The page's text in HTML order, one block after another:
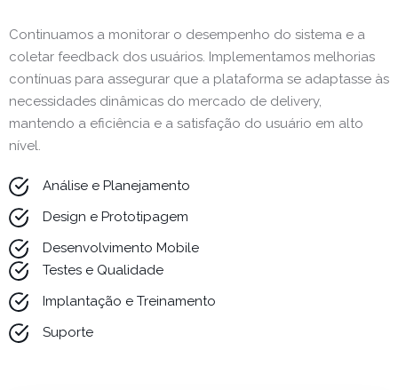
Continuamos a monitorar o desempenho do sistema e a
coletar feedback dos usuários. Implementamos melhorias
contínuas para assegurar que a plataforma se adaptasse às
necessidades dinâmicas do mercado de delivery,
mantendo a eficiência e a satisfação do usuário em alto
nível.
Análise e Planejamento
Design e Prototipagem
Desenvolvimento Mobile
Testes e Qualidade
Implantação e Treinamento
Suporte